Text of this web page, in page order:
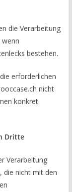
die Verarbeitung
bestehen.
erforderlichen
nicht
konkret
Dritte
Verarbeitung
die nicht mit den